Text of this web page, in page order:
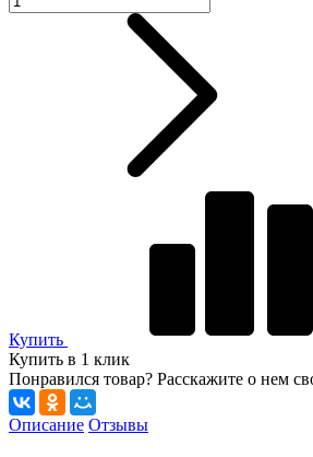
Купить
Купить в 1 клик
Понравился товар? Расскажите о нем
Описание Отзывы